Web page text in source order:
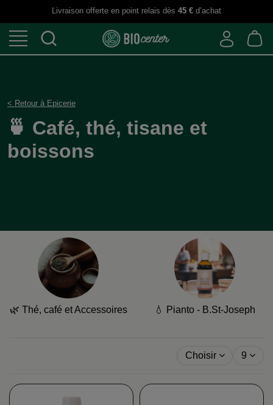
Livraison offerte en point relais dès 45 € d’achat
< Retour à Epicerie
🍵 Café, thé, tisane et
🌿 Thé, café et Accessoires 💧 Pianto - B.St-Joseph
Choisir 9